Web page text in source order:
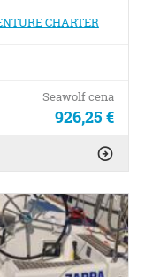
CHARTER
Seawolf cena
926,25 €